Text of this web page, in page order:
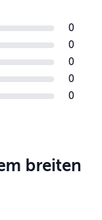
0
0
0
0
0
breiten